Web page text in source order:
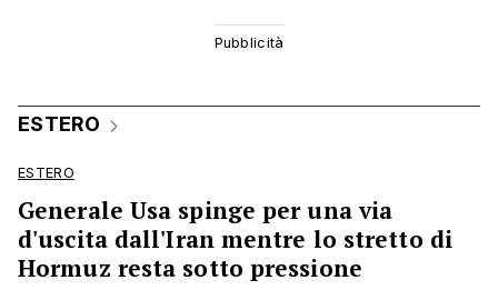
ESTERO
ESTERO
Generale Usa spinge per una via
d'uscita dall'Iran mentre lo stretto di
Hormuz resta sotto pressione